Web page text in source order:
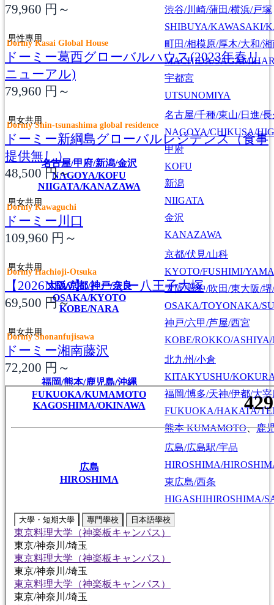
渋谷/川崎/蒲田/横浜/戸塚
SHIBUYA/KAWASAKI/
町田/相模原/厚木/大和/湘
MACHIDA/
宇都宮
UTSUNOMIYA
名古屋/甲府/新潟/金沢
NAGOYA/KOFU
NIIGATA/KANAZAWA
名古屋/千種/東山/日進/
NAGOYA/CHIKUSA/
甲府
KOFU
新潟
NIIGATA
金沢
KANAZAWA
大阪/京都/神戸/奈良
OSAKA/KYOTO
KOBE/NARA
京都/伏見/山科
KYOTO/FUSHIMI/
大阪/豊中/吹田/東大阪/
OSAKA/TOYONAKA/
神戸/六甲/芦屋/西宮
KOBE/ROKKO/
福岡/熊本/鹿児島/沖縄
FUKUOKA/KUMAMOTO
KAGOSHIMA/OKINAWA
北九州/小倉
KITAKYUSHU/
福岡/博多/天神/伊都/大宰
FUKUOKA/HAKATA/
熊本KUMAMOTO、鹿
広島
HIROSHIMA
広島/広島駅/宇品
HIROSHIMA/
東広島/西条
HIGASHIHIROSHIMA/
大學・短期大學 專門學校 日本語學校
東京料理大学（神楽板キャンパス）
東京/神奈川/埼玉
東京料理大学（神楽板キャンパス）
東京/神奈川/埼玉
東京料理大学（神楽板キャンパス）
東京/神奈川/埼玉
79,960 円～
男性專用
Dormy Kasai Global House
ドーミー葛西グローバルハウス(2023年春リ
ニューアル)
79,960 円～
男女共用
Dormy Shin-tsunashima global residence
ドーミー新綱島グローバルレジデンス（食事
提供無し）
48,500 円～
男女共用
Dormy Kawaguchi
ドーミー川口
109,960 円～
男女共用
Dormy Hachioji-Otsuka
【2026NEW】ドーミー八王子大塚
69,500 円～
男女共用
Dormy Shonanfujisawa
ドーミー湘南藤沢
72,200 円～